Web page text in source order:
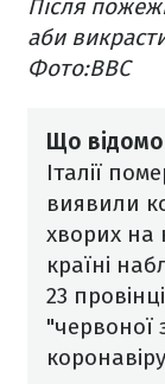
Після
аби
Фото:BBC
Що відомо
Італії
виявили
хворих на
країні
23 провін
"червоної